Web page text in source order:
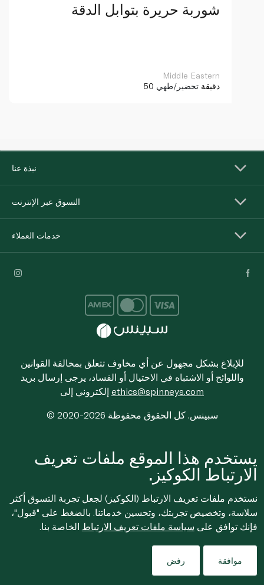
شوربة حريرة بتوابل الدقة
Middle Eastern
50 دقيقة تحضير/طهي
نبذة عنا
التسوق عبر الإنترنت
خدمات العملاء
للإبلاغ بشكل مجهول عن أي مخاوف تتعلق بمخالفة القوانين
واللوائح أو الاشتباه في الاحتيال أو الفساد، يرجى إرسال بريد
ethics@spinneys.com
© 2020-2026 سبينس. كل الحقوق محفوظة
يستخدم هذا الموقع ملفات تعريف
الارتباط الكوكيز.
نستخدم ملفات تعريف الارتباط (الكوكيز) لجعل تجربة التسوق أكثر
سلاسة، وتخصيص تجربتك، وتحسين خدماتنا. بالضغط على "قبول"،
فإنك توافق على سياسة ملفات تعريف الارتباط الخاصة بنا.
موافقة رفض